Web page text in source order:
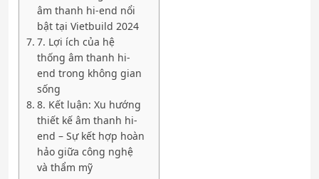
âm thanh hi-end nổi
bật tại Vietbuild 2024
7. Lợi ích của hệ
thống âm thanh hi-
end trong không gian
sống
8. Kết luận: Xu hướng
thiết kế âm thanh hi-
end – Sự kết hợp hoàn
hảo giữa công nghệ
và thẩm mỹ